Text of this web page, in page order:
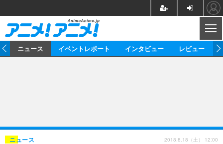
ニュース イベントレポート インタビュー レビュー
ニュース 2018.8.18（土） 12:00